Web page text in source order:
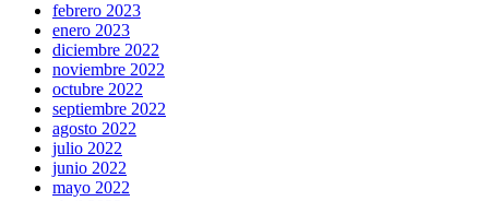
febrero 2023
enero 2023
diciembre 2022
noviembre 2022
octubre 2022
septiembre 2022
agosto 2022
julio 2022
junio 2022
mayo 2022